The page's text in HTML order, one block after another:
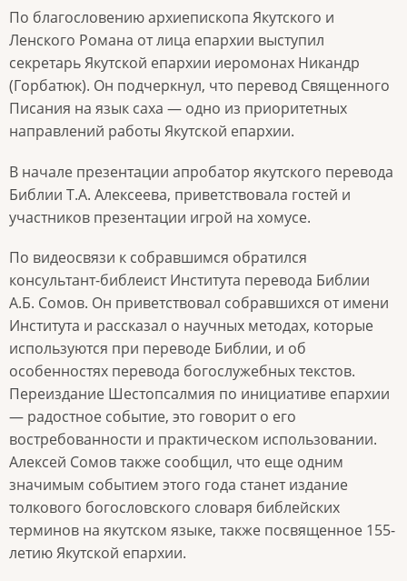
По благословению архиепископа Якутского и
Ленского Романа от лица епархии выступил
секретарь Якутской епархии иеромонах Никандр
(Горбатюк). Он подчеркнул, что перевод Священного
Писания на язык саха — одно из приоритетных
направлений работы Якутской епархии.
В начале презентации апробатор якутского перевода
Библии Т.А. Алексеева, приветствовала гостей и
участников презентации игрой на хомусе.
По видеосвязи к собравшимся обратился
консультант-библеист Института перевода Библии
А.Б. Сомов. Он приветствовал собравшихся от имени
Института и рассказал о научных методах, которые
используются при переводе Библии, и об
особенностях перевода богослужебных текстов.
Переиздание Шестопсалмия по инициативе епархии
— радостное событие, это говорит о его
востребованности и практическом использовании.
Алексей Сомов также сообщил, что еще одним
значимым событием этого года станет издание
толкового богословского словаря библейских
терминов на якутском языке, также посвященное 155-
летию Якутской епархии.